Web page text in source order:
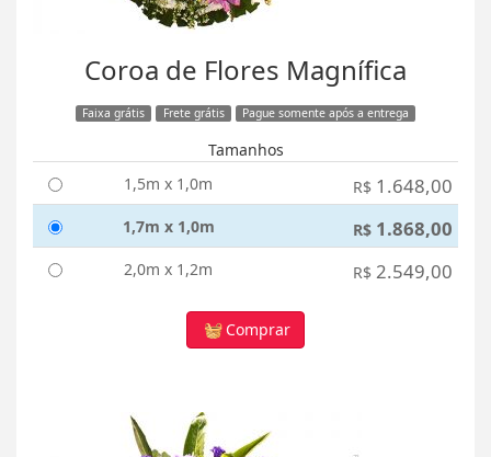
Coroa de Flores Magnífica
Faixa grátis Frete grátis Pague somente após a entrega
Tamanhos
1,5m x 1,0m
R$ 1.648,00
1,7m x 1,0m R$ 1.868,00
2,0m x 1,2m R$ 2.549,00
Comprar